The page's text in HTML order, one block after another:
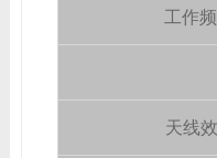
工作
天线